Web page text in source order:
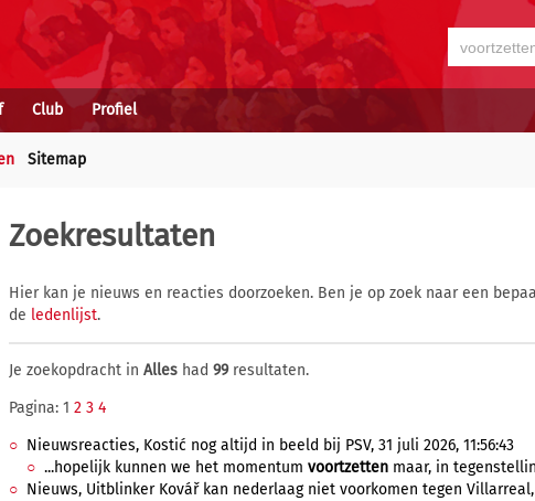
Club Profiel
Sitemap
Zoekresultaten
Hier kan je nieuws en reacties doorzoeken. Ben je op zoek naar een
de ledenlijst.
Je zoekopdracht in Alles had 99resultaten.
Pagina: 1 2 3 4
Nieuwsreacties, Kostić nog altijd in beeld bij PSV, 31 juli 2026, 11:56:43
...hopelijk kunnen we het momentum voortzetten maar, in
Nieuws, Uitblinker Kovář kan nederlaag niet voorkomen tegen Villarreal,